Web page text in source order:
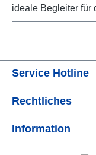
ideale Begleiter für
Service Hotline
Rechtliches
Information